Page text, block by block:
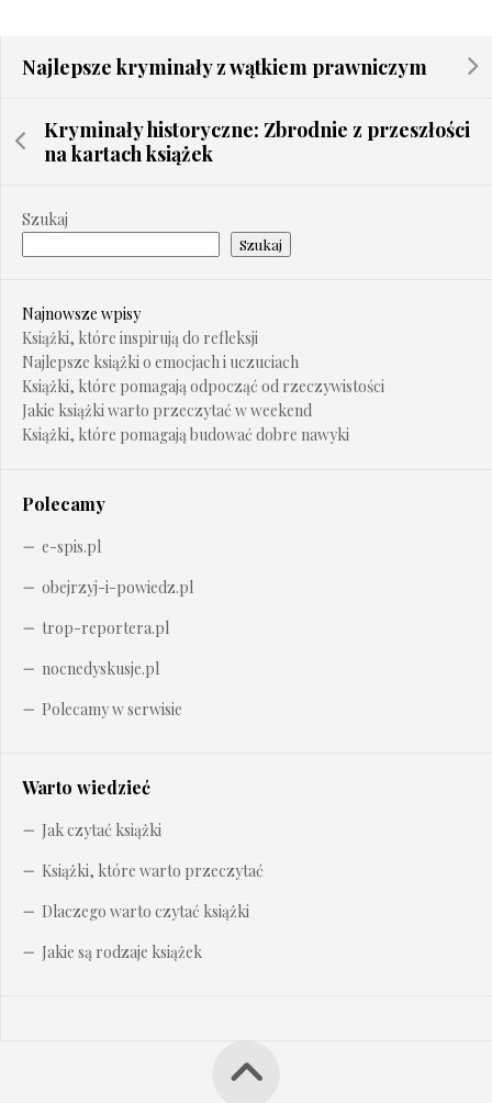
Najlepsze kryminały z wątkiem prawniczym
Kryminały historyczne: Zbrodnie z przeszłości
na kartach książek
Szukaj
Szukaj
Najnowsze wpisy
Książki, które inspirują do refleksji
Najlepsze książki o emocjach i uczuciach
Książki, które pomagają odpocząć od rzeczywistości
Jakie książki warto przeczytać w weekend
Książki, które pomagają budować dobre nawyki
Polecamy
e-spis.pl
obejrzyj-i-powiedz.pl
trop-reportera.pl
nocnedyskusje.pl
Polecamy w serwisie
Warto wiedzieć
Jak czytać książki
Książki, które warto przeczytać
Dlaczego warto czytać książki
Jakie są rodzaje książek